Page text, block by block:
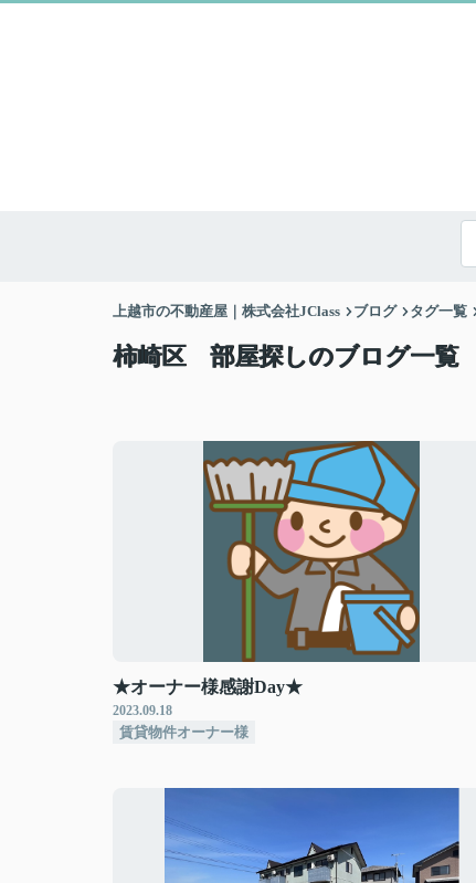
上越市の不動産屋｜株式会社JClass ブログ タグ一覧
柿崎区 部屋探しのブログ一覧
★オーナー様感謝Day★
2023.09.18
賃貸物件オーナー様